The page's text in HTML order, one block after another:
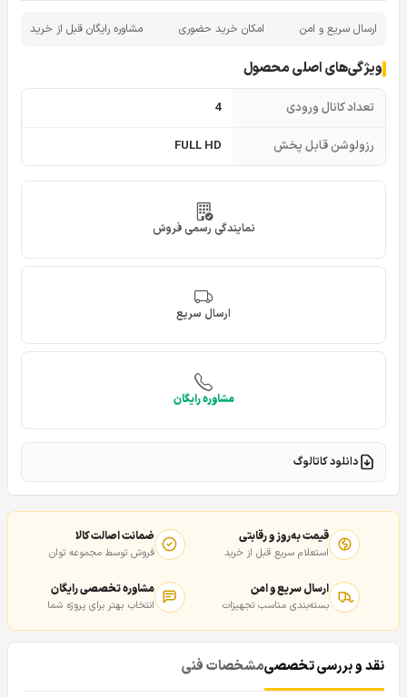
ارسال سریع و امن امکان خرید حضوری مشاوره رایگان قبل از خرید
ویژگی‌های اصلی محصول
تعداد کانال ورودی 4
رزولوشن قابل پخش FULL HD
نمایندگی رسمی فروش
ارسال سریع
مشاوره رایگان
دانلود کاتالوگ
قیمت به‌روز و رقابتی
استعلام سریع قبل از خرید
ضمانت اصالت کالا
فروش توسط مجموعه توان
ارسال سریع و امن
بسته‌بندی مناسب تجهیزات
مشاوره تخصصی رایگان
انتخاب بهتر برای پروژه شما
نقد و بررسی تخصصیمشخصات فنی